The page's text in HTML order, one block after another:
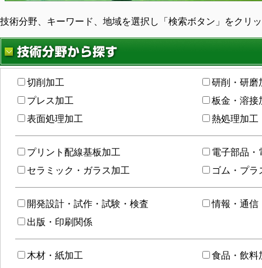
技術分野、キーワード、地域を選択し「検索ボタン」をクリ
切削加工
研削・研磨
プレス加工
板金・溶接
表面処理加工
熱処理加工
プリント配線基板加工
電子部品・
セラミック・ガラス加工
ゴム・プラ
開発設計・試作・試験・検査
情報・通信
出版・印刷関係
木材・紙加工
食品・飲料